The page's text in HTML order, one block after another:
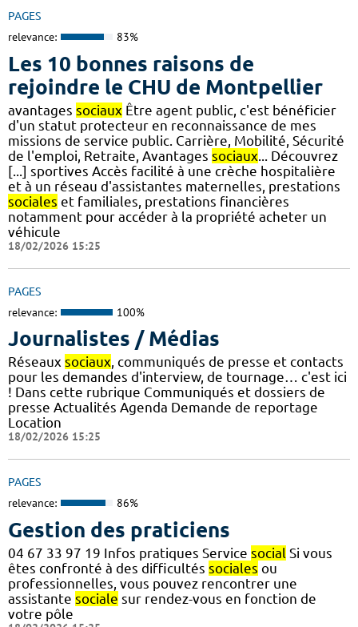
PAGES
relevance: 83%
Les 10 bonnes raisons de
rejoindre le CHU de Montpellier
avantages sociaux Être agent public, c'est bénéficier
d'un statut protecteur en reconnaissance de mes
missions de service public. Carrière, Mobilité, Sécurité
de l'emploi, Retraite, Avantages sociaux ... Découvrez
[...] sportives Accès facilité à une crèche hospitalière
et à un réseau d'assistantes maternelles, prestations
sociales et familiales, prestations financières
notamment pour accéder à la propriété acheter un
véhicule
18/02/2026 15:25
PAGES
relevance: 100%
Journalistes / Médias
Réseaux sociaux, communiqués de presse et contacts
pour les demandes d'interview, de tournage… c'est ici
! Dans cette rubrique Communiqués et dossiers de
presse Actualités Agenda Demande de reportage
Location
18/02/2026 15:25
PAGES
relevance: 86%
Gestion des praticiens
04 67 33 97 19 Infos pratiques Service social Si vous
êtes confronté à des difficultés sociales ou
professionnelles, vous pouvez rencontrer une
assistante sociale sur rendez-vous en fonction de
votre pôle